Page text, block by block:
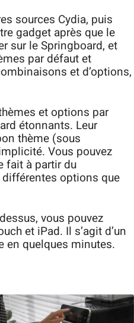
sources Cydia, puis
gadget après que le
sur le Springboard, et
par défaut et
et d’options,
et options par
étonnants. Leur
thème (sous
Vous pouvez
fait à partir du
options que
vous pouvez
et iPad. Il s’agit d’un
en quelques minutes.